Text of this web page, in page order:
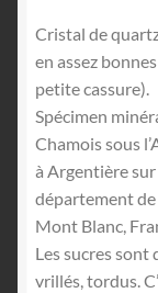
Cristal de
en assez
petite cassure).
Spécimen
Chamois sous
à Argentière
département
Mont Blanc,
Les sucres sont
vrillés, tordus.